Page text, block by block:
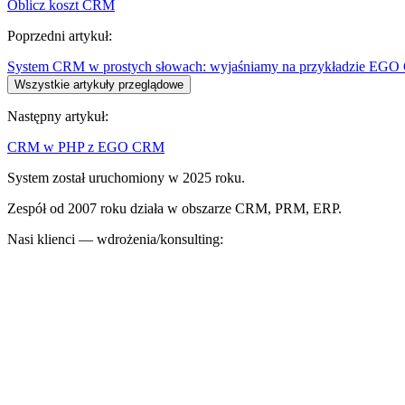
Oblicz koszt CRM
Poprzedni artykuł:
System CRM w prostych słowach: wyjaśniamy na przykładzie
Wszystkie artykuły przeglądowe
Następny artykuł:
CRM w PHP z EGO CRM
System został uruchomiony w 2025 roku.
Zespół od 2007 roku działa w obszarze CRM, PRM, ERP.
Nasi klienci — wdrożenia/konsulting: